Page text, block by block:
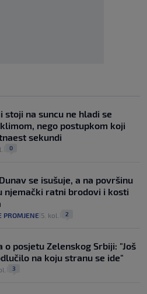
stoji na suncu ne hladi se
nego postupkom koji
sekundi
0
se isušuje, a na površinu
njemački ratni brodovi i kosti
PROMJENE 5. kol. 2
o posjetu Zelenskog Srbiji: "Još
na koju stranu se ide"
3